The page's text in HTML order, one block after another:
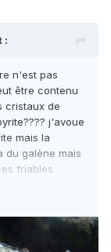
:
n'est pas
être contenu
cristaux de
j'avoue
mais la
du galène mais
friables